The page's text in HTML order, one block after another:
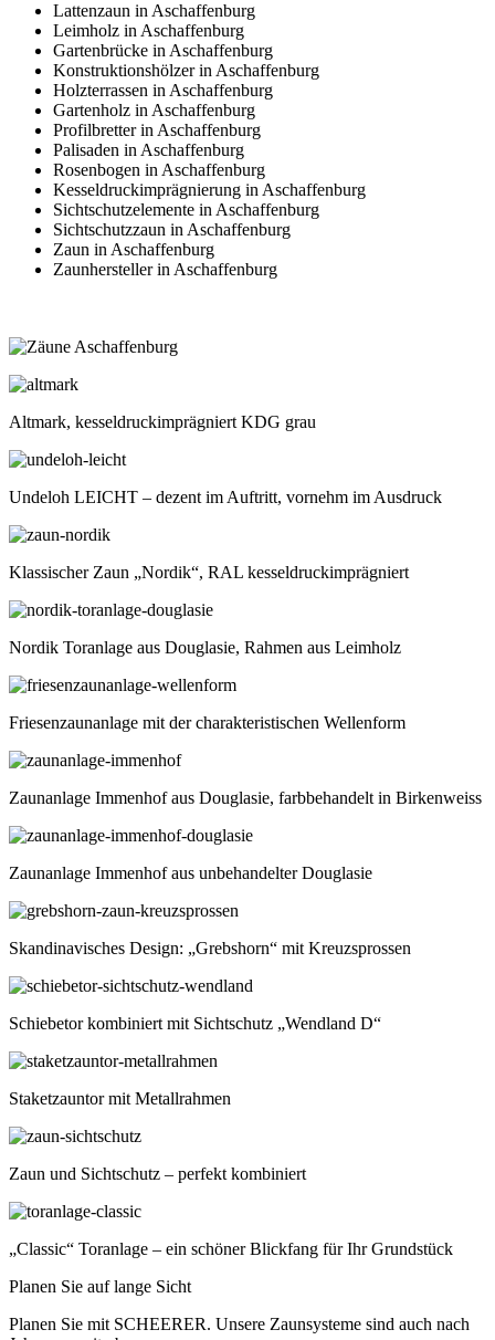
Lattenzaun in Aschaffenburg
Leimholz in Aschaffenburg
Gartenbrücke in Aschaffenburg
Konstruktionshölzer in Aschaffenburg
Holzterrassen in Aschaffenburg
Gartenholz in Aschaffenburg
Profilbretter in Aschaffenburg
Palisaden in Aschaffenburg
Rosenbogen in Aschaffenburg
Kesseldruckimprägnierung in Aschaffenburg
Sichtschutzelemente in Aschaffenburg
Sichtschutzzaun in Aschaffenburg
Zaun in Aschaffenburg
Zaunhersteller in Aschaffenburg
Altmark, kesseldruckimprägniert KDG grau
Undeloh LEICHT – dezent im Auftritt, vornehm im Ausdruck
Klassischer Zaun „Nordik“, RAL kesseldruckimprägniert
Nordik Toranlage aus Douglasie, Rahmen aus Leimholz
Friesenzaunanlage mit der charakteristischen Wellenform
Zaunanlage Immenhof aus Douglasie, farbbehandelt in Birkenweiss
Zaunanlage Immenhof aus unbehandelter Douglasie
Skandinavisches Design: „Grebshorn“ mit Kreuzsprossen
Schiebetor kombiniert mit Sichtschutz „Wendland D“
Staketzauntor mit Metallrahmen
Zaun und Sichtschutz – perfekt kombiniert
„Classic“ Toranlage – ein schöner Blickfang für Ihr Grundstück
Planen Sie auf lange Sicht
Planen Sie mit SCHEERER. Unsere Zaunsysteme sind auch nach